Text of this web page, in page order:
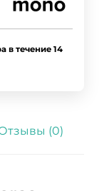
в течение 14
(0)